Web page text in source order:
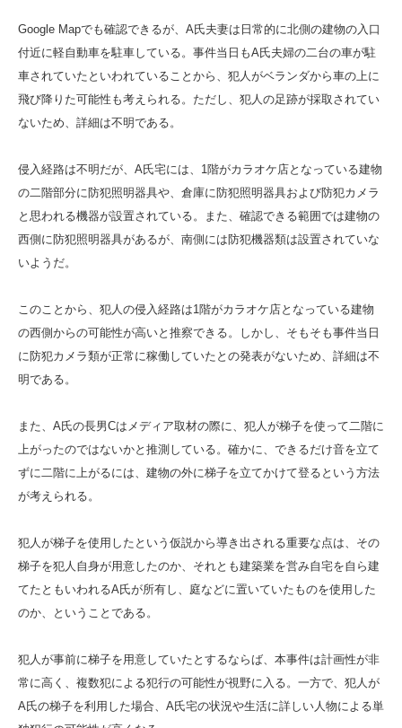
Google Mapでも確認できるが、A氏夫妻は日常的に北側の建物の入口
付近に軽自動車を駐車している。事件当日もA氏夫婦の二台の車が駐
車されていたといわれていることから、犯人がベランダから車の上に
飛び降りた可能性も考えられる。ただし、犯人の足跡が採取されてい
ないため、詳細は不明である。
侵入経路は不明だが、A氏宅には、1階がカラオケ店となっている建物
の二階部分に防犯照明器具や、倉庫に防犯照明器具および防犯カメラ
と思われる機器が設置されている。また、確認できる範囲では建物の
西側に防犯照明器具があるが、南側には防犯機器類は設置されていな
いようだ。
このことから、犯人の侵入経路は1階がカラオケ店となっている建物
の西側からの可能性が高いと推察できる。しかし、そもそも事件当日
に防犯カメラ類が正常に稼働していたとの発表がないため、詳細は不
明である。
また、A氏の長男Cはメディア取材の際に、犯人が梯子を使って二階に
上がったのではないかと推測している。確かに、できるだけ音を立て
ずに二階に上がるには、建物の外に梯子を立てかけて登るという方法
が考えられる。
犯人が梯子を使用したという仮説から導き出される重要な点は、その
梯子を犯人自身が用意したのか、それとも建築業を営み自宅を自ら建
てたともいわれるA氏が所有し、庭などに置いていたものを使用した
のか、ということである。
犯人が事前に梯子を用意していたとするならば、本事件は計画性が非
常に高く、複数犯による犯行の可能性が視野に入る。一方で、犯人が
A氏の梯子を利用した場合、A氏宅の状況や生活に詳しい人物による単